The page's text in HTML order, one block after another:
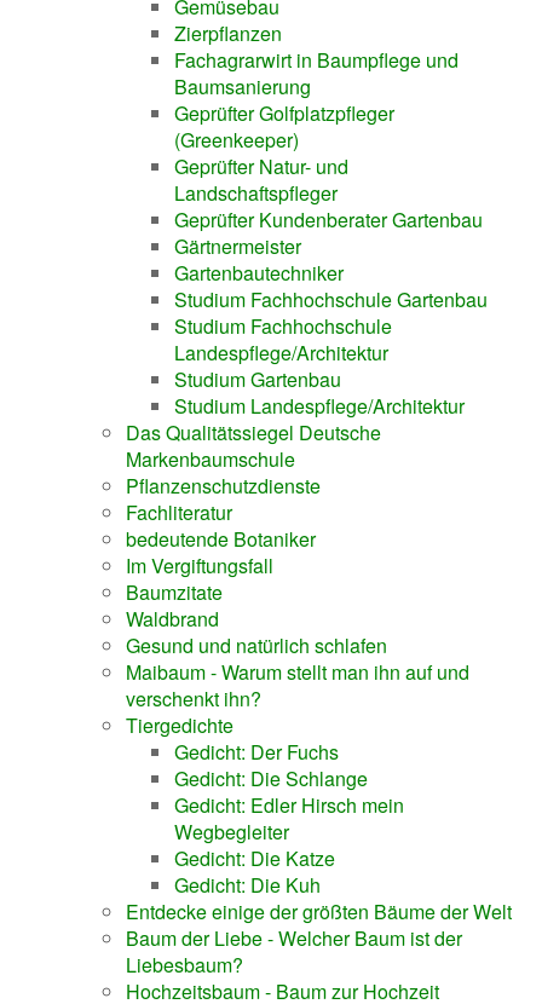
Gemüsebau
Zierpflanzen
Fachagrarwirt in Baumpflege und
Baumsanierung
Geprüfter Golfplatzpfleger
(Greenkeeper)
Geprüfter Natur- und
Landschaftspfleger
Geprüfter Kundenberater Gartenbau
Gärtnermeister
Gartenbautechniker
Studium Fachhochschule Gartenbau
Studium Fachhochschule
Landespflege/Architektur
Studium Gartenbau
Studium Landespflege/Architektur
Das Qualitätssiegel Deutsche
Markenbaumschule
Pflanzenschutzdienste
Fachliteratur
bedeutende Botaniker
Im Vergiftungsfall
Baumzitate
Waldbrand
Gesund und natürlich schlafen
Maibaum - Warum stellt man ihn auf und
verschenkt ihn?
Tiergedichte
Gedicht: Der Fuchs
Gedicht: Die Schlange
Gedicht: Edler Hirsch mein
Wegbegleiter
Gedicht: Die Katze
Gedicht: Die Kuh
Entdecke einige der größten Bäume der Welt
Baum der Liebe - Welcher Baum ist der
Liebesbaum?
Hochzeitsbaum - Baum zur Hochzeit